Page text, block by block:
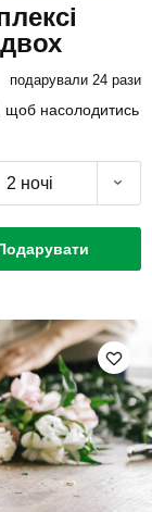
подарували 24 рази
щоб насолодитись
2 ночі